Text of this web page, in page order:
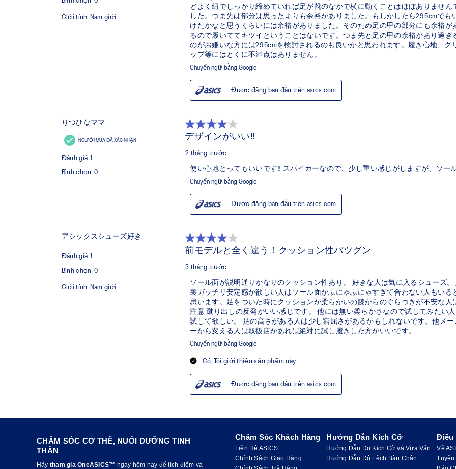
CHĂM SÓC CƠ THỂ, NUÔI DƯỠNG TINH
THẦN
Hãy tham gia OneASICS™ ngay hôm nay để tích điểm và
Chăm Sóc Khách Hàng
Liên Hệ ASICS
Chính Sách Giao Hàng
Hướng Dẫn Kích Cỡ
Hướng Dẫn Đo Kích Cỡ và Vừa Vặn
Hướng Dẫn Độ Lệch Bàn Chân
Điều
Về
Tuyển